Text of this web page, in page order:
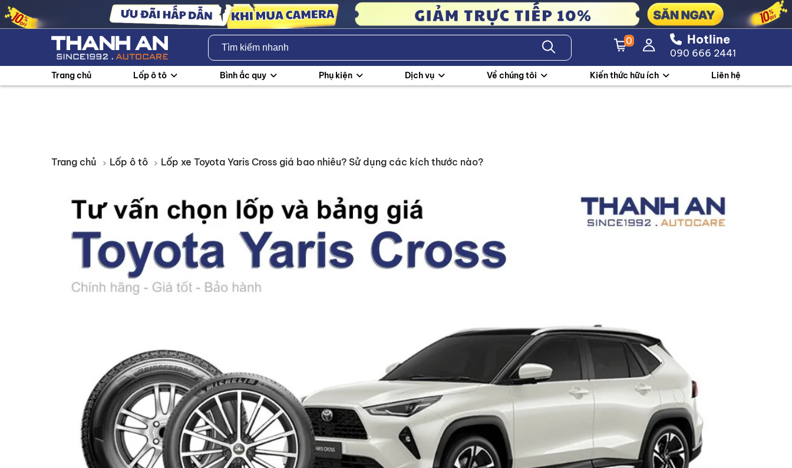
0 Hotline
090 666 2441
Trang chủ Lốp ô tô Bình ắc quy Phụ kiện Dịch vụ Về chúng tôi Kiến thức hữu ích Liên hệ
Trang chủ Lốp ô tô Lốp xe Toyota Yaris Cross giá bao nhiêu? Sử dụng các kích thước nào?